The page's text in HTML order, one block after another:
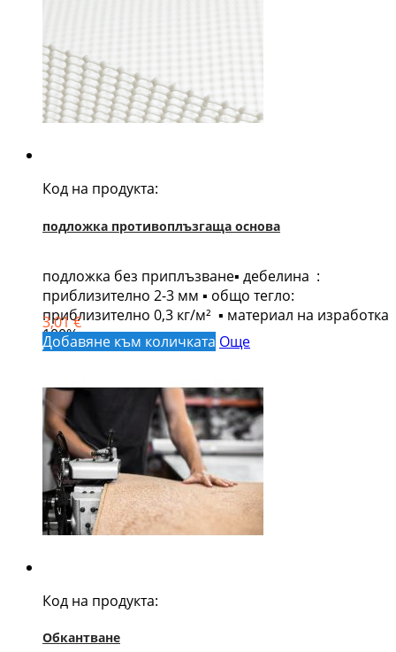
Код на продукта:
подложка противоплъзгаща основа
подложка без приплъзване▪ дебелина :
приблизително 2-3 мм ▪ общо тегло:
приблизително 0,3 кг/м² ▪ материал на изработка
100% полипропилен
3,01 €
Добавяне към количката Още
Код на продукта:
Обкантване